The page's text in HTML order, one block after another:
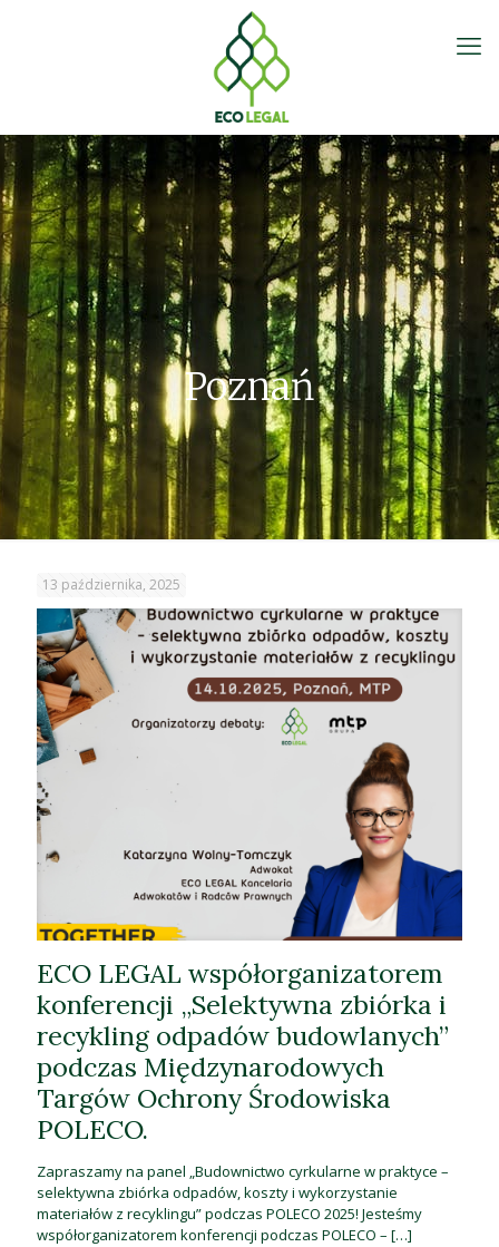
Poznań
13 października, 2025
ECO LEGAL współorganizatorem
konferencji „Selektywna zbiórka i
recykling odpadów budowlanych”
podczas Międzynarodowych
Targów Ochrony Środowiska
POLECO.
Zapraszamy na panel „Budownictwo cyrkularne w praktyce –
selektywna zbiórka odpadów, koszty i wykorzystanie
materiałów z recyklingu” podczas POLECO 2025! Jesteśmy
współorganizatorem konferencji podczas POLECO – […]